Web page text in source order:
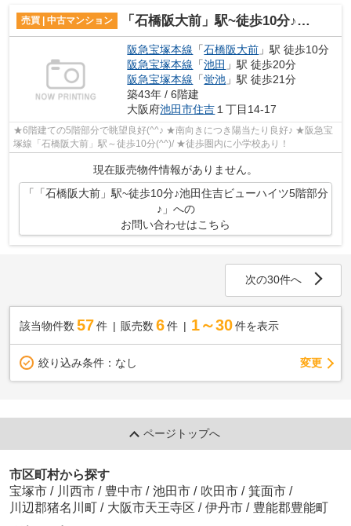
売買 | 中古マンション 「石橋阪大前」駅~徒歩10分♪池田住吉ビューハイツ5階部分♪
阪急宝塚本線 「石橋阪大前 」駅 徒歩10分
阪急宝塚本線 「池田 」駅 徒歩20分
阪急宝塚本線 「蛍池 」駅 徒歩21分
築43年 / 6階建
大阪府池田市住吉 １丁目14-17
★6階建ての5階部分で眺望良好(^^♪ ★南向きにつき陽当たり良好♪ ★阪急宝
塚線「石橋阪大前」駅～徒歩10分(^^)/ ★徒歩圏内に小学校あり！
現在販売物件情報がありません。
「「石橋阪大前」駅~徒歩10分♪池田住吉ビューハイツ5階部分
♪」への
お問い合わせはこちら
次の30件へ
該当物件数 57件 販売数 6 件 1～30 件を表示
絞り込み条件： なし 変更
ページトップへ
市区町村から探す
宝塚市 / 川西市 / 豊中市 / 池田市 / 吹田市 / 箕面市 /
川辺郡猪名川町 / 大阪市天王寺区 / 伊丹市 / 豊能郡豊能町